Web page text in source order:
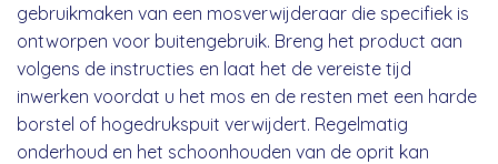
gebruikmaken van een mosverwijderaar die specifiek is
ontworpen voor buitengebruik. Breng het product aan
volgens de instructies en laat het de vereiste tijd
inwerken voordat u het mos en de resten met een harde
borstel of hogedrukspuit verwijdert. Regelmatig
onderhoud en het schoonhouden van de oprit kan